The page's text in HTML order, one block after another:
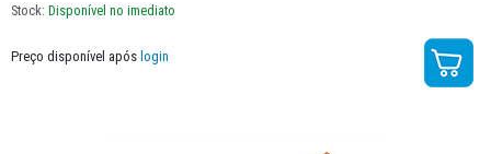
Stock: Disponível no imediato
Preço disponível após login